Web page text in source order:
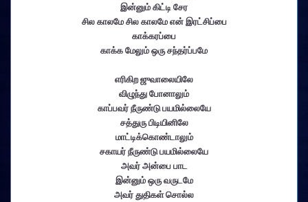
இன்னும் கிட்டி சேர
சில காலமே சில காலமே என் இரட்சிப்பை
காக்கரப்பை
காக்க மேலும் ஒரு சந்தர்ப்பமே
எரிகிற ஜுவாலையிலே
விழுந்து போனாலும்
காப்பவர் நீருண்டு பயமில்லையே
சத்துரு பிடியினிலே
மாட்டிக்கொண்டாலும்
சகாயர் நீருண்டு பயமில்லையே
அவர் அன்பை பாட
இன்னும் ஒரு வருடமே
அவர் துதிகள் சொல்ல